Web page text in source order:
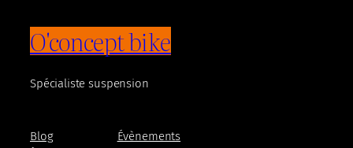
O'concept bike
Spécialiste suspension
Blog
Évènements